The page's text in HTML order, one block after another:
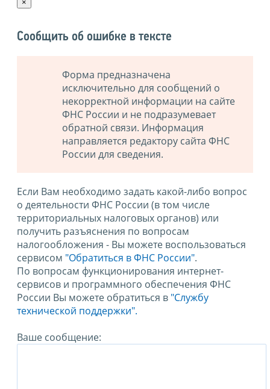
×
Сообщить об ошибке в тексте
Форма предназначена
исключительно для сообщений о
некорректной информации на сайте
ФНС России и не подразумевает
обратной связи. Информация
направляется редактору сайта ФНС
России для сведения.
Если Вам необходимо задать какой-либо вопрос
о деятельности ФНС России (в том числе
территориальных налоговых органов) или
получить разъяснения по вопросам
налогообложения - Вы можете воспользоваться
сервисом "Обратиться в ФНС России".
По вопросам функционирования интернет-
сервисов и программного обеспечения ФНС
России Вы можете обратиться в "Службу
технической поддержки".
Ваше сообщение: